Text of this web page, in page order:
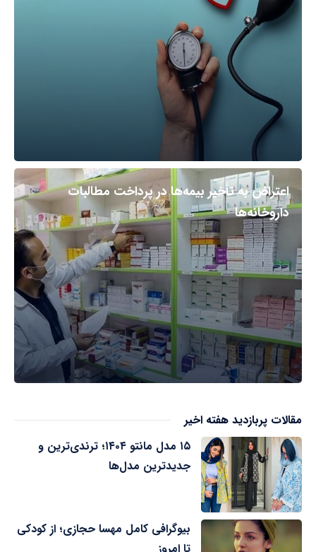
اعتراض به تأخیر بیمه‌ها در پرداخت مطالبات
داروخانه‌ها
مقالات پربازدید هفته اخیر
۱۵ مدل مانتو ۱۴۰۴؛ ترندی‌ترین و
جدیدترین مدل‌ها
بیوگرافی کامل مهسا حجازی؛ از کودکی